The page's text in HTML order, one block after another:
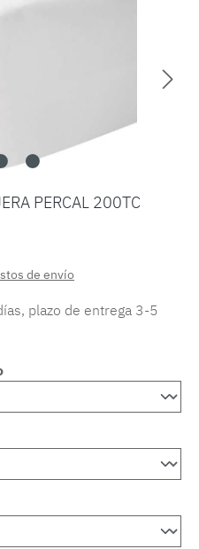
PERCAL 200TC
de envío
plazo de entrega 3-5